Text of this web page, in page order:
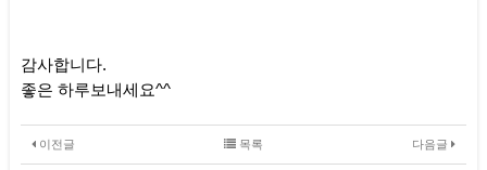
감사합니다.
좋은 하루보내세요^^
이전글 다음글
목록